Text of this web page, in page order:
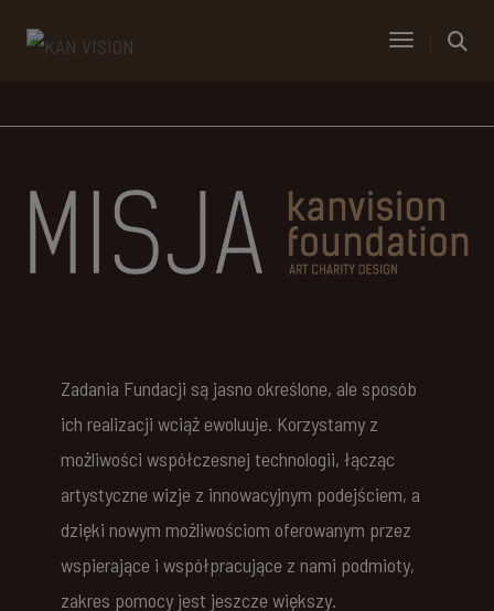
Toggle
Zadania Fundacji są jasno określone, ale sposób
ich realizacji wciąż ewoluuje. Korzystamy z
możliwości współczesnej technologii, łącząc
artystyczne wizje z innowacyjnym podejściem, a
dzięki nowym możliwościom oferowanym przez
wspierające i współpracujące z nami podmioty,
zakres pomocy jest jeszcze większy.